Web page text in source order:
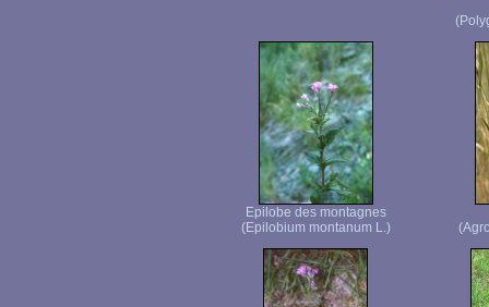
Epilobe des montagnes
(Epilobium montanum L.)